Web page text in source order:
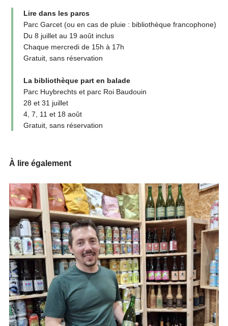
Lire dans les parcs
Parc Garcet (ou en cas de pluie : bibliothèque francophone)
Du 8 juillet au 19 août inclus
Chaque mercredi de 15h à 17h
Gratuit, sans réservation
La bibliothèque part en balade
Parc Huybrechts et parc Roi Baudouin
28 et 31 juillet
4, 7, 11 et 18 août
Gratuit, sans réservation
À lire également